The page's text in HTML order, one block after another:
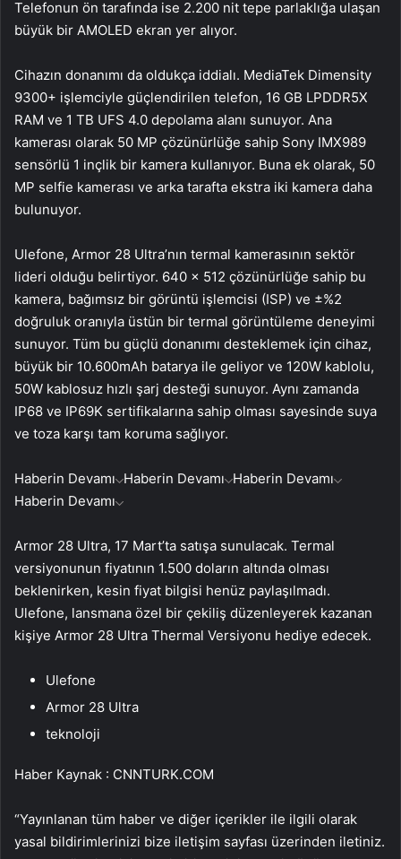
Telefonun ön tarafında ise 2.200 nit tepe parlaklığa ulaşan
büyük bir AMOLED ekran yer alıyor.
Cihazın donanımı da oldukça iddialı. MediaTek Dimensity
9300+ işlemciyle güçlendirilen telefon, 16 GB LPDDR5X
RAM ve 1 TB UFS 4.0 depolama alanı sunuyor. Ana
kamerası olarak 50 MP çözünürlüğe sahip Sony IMX989
sensörlü 1 inçlik bir kamera kullanıyor. Buna ek olarak, 50
MP selfie kamerası ve arka tarafta ekstra iki kamera daha
bulunuyor.
Ulefone, Armor 28 Ultra’nın termal kamerasının sektör
lideri olduğu belirtiyor. 640 x 512 çözünürlüğe sahip bu
kamera, bağımsız bir görüntü işlemcisi (ISP) ve ±%2
doğruluk oranıyla üstün bir termal görüntüleme deneyimi
sunuyor. Tüm bu güçlü donanımı desteklemek için cihaz,
büyük bir 10.600mAh batarya ile geliyor ve 120W kablolu,
50W kablosuz hızlı şarj desteği sunuyor. Aynı zamanda
IP68 ve IP69K sertifikalarına sahip olması sayesinde suya
ve toza karşı tam koruma sağlıyor.
Haberin Devamı Haberin Devamı Haberin Devamı
Haberin Devamı
Armor 28 Ultra, 17 Mart’ta satışa sunulacak. Termal
versiyonunun fiyatının 1.500 doların altında olması
beklenirken, kesin fiyat bilgisi henüz paylaşılmadı.
Ulefone, lansmana özel bir çekiliş düzenleyerek kazanan
kişiye Armor 28 Ultra Thermal Versiyonu hediye edecek.
Ulefone
Armor 28 Ultra
teknoloji
Haber Kaynak : CNNTURK.COM
“Yayınlanan tüm haber ve diğer içerikler ile ilgili olarak
yasal bildirimlerinizi bize iletişim sayfası üzerinden iletiniz.